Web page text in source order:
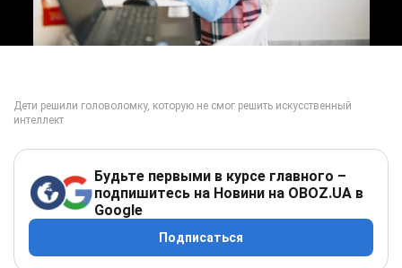
Будьте первыми в курсе главного –
подпишитесь на Новини на OBOZ.UA в
Google
Подписаться